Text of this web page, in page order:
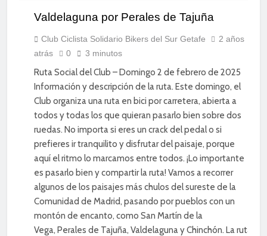
DEPORTE
DIVERSIÓN
SOCIAL
Valdelaguna por Perales de Tajuña
Club Ciclista Solidario Bikers del Sur Getafe
2 años
atrás
0 3 minutos
Ruta Social del Club – Domingo 2 de febrero de 2025
Información y descripción de la ruta. Este domingo, el
Club organiza una ruta en bici por carretera, abierta a
todos y todas los que quieran pasarlo bien sobre dos
ruedas. No importa si eres un crack del pedal o si
prefieres ir tranquilito y disfrutar del paisaje, porque
aquí el ritmo lo marcamos entre todos. ¡Lo importante
es pasarlo bien y compartir la ruta! Vamos a recorrer
algunos de los paisajes más chulos del sureste de la
Comunidad de Madrid, pasando por pueblos con un
montón de encanto, como San Martín de la
Vega, Perales de Tajuña, Valdelaguna y Chinchón. La ruta